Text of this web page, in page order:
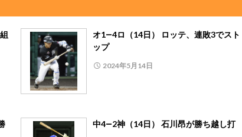
オ1―4ロ（14日） ロッテ、連敗3でスト
ップ
2024年5月14日
中4―2神（14日） 石川昂が勝ち越し打